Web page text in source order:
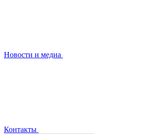
Новости и медиа
Контакты